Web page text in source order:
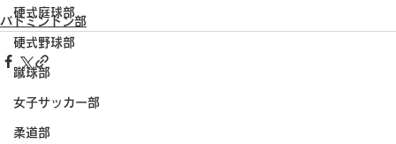
硬式庭球部
硬式野球部
蹴球部
女子サッカー部
柔道部
バドミントン部